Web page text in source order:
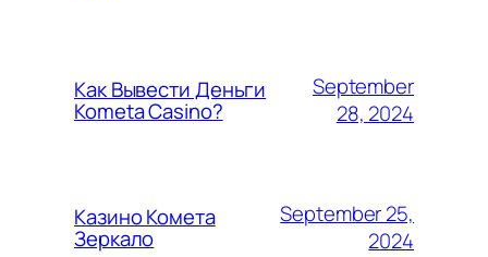
Как Вывести Деньги
Kometa Casino?
September
28, 2024
Казино Комета
Зеркало
September 25,
2024